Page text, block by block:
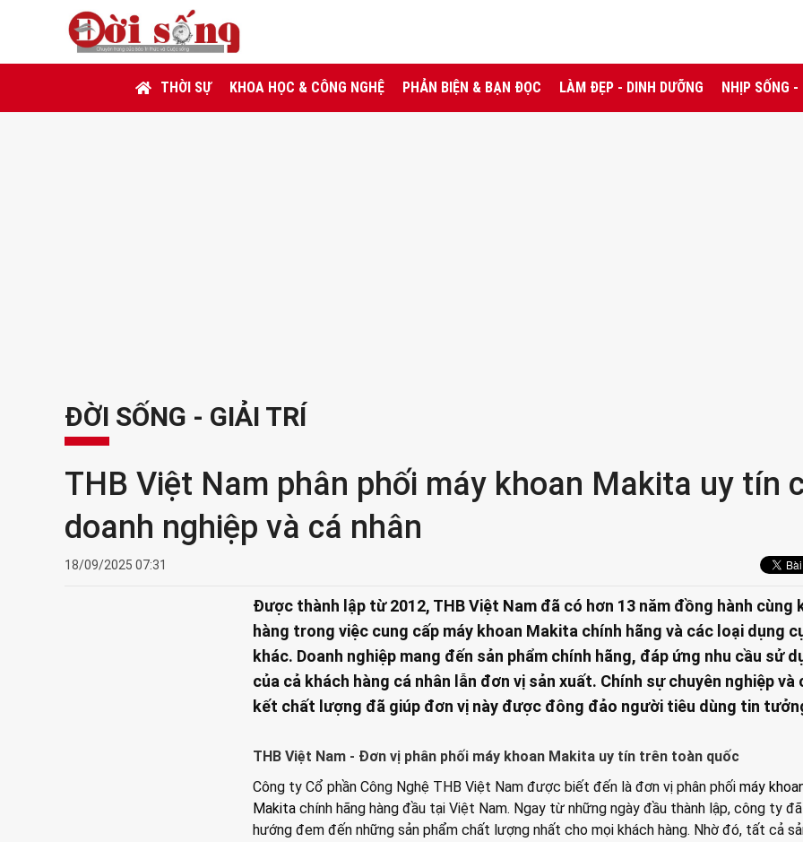
THỜI SỰ KHOA HỌC & CÔNG NGHỆ PHẢN BIỆN & BẠN ĐỌC LÀM ĐẸP - DINH DƯỠNG NHỊP SỐNG
ĐỜI SỐNG - GIẢI TRÍ
THB Việt Nam phân phối máy khoan Makita uy tín
doanh nghiệp và cá nhân
18/09/2025 07:31
Được thành lập từ 2012, THB Việt Nam đã có hơn 13 năm đồng hành cùng
hàng trong việc cung cấp máy khoan Makita chính hãng và các loại dụng
khác. Doanh nghiệp mang đến sản phẩm chính hãng, đáp ứng nhu cầu sử
của cả khách hàng cá nhân lẫn đơn vị sản xuất. Chính sự chuyên nghiệp và
kết chất lượng đã giúp đơn vị này được đông đảo người tiêu dùng tin
THB Việt Nam - Đơn vị phân phối máy khoan Makita uy tín trên toàn quốc
Công ty Cổ phần Công Nghệ THB Việt Nam được biết đến là đơn vị phân phối máy
Makita chính hãng hàng đầu tại Việt Nam. Ngay từ những ngày đầu thành lập, công ty
hướng đem đến những sản phẩm chất lượng nhất cho mọi khách hàng. Nhờ đó, tất cả